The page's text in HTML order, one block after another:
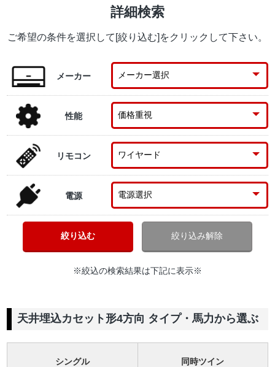
詳細検索
ご希望の条件を選択して[絞り込む]をクリックして下さい。
メーカー
性能
リモコン
電源
※絞込の検索結果は下記に表示※
天井埋込カセット形4方向 タイプ・馬力から選ぶ
シングル 同時ツイン